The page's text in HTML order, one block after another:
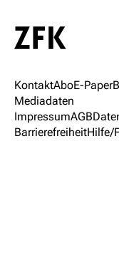
KontaktAboE-Paper
Mediadaten
ImpressumAGB
BarrierefreiheitHilfe/